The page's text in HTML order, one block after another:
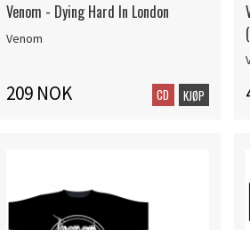
Venom - Dying Hard In London
Venom
209 NOK CD KJØP